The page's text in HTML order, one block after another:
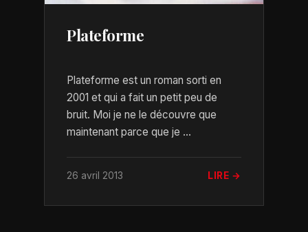
Plateforme
Plateforme est un roman sorti en
2001 et qui a fait un petit peu de
bruit. Moi je ne le découvre que
maintenant parce que je ...
26 avril 2013 LIRE →